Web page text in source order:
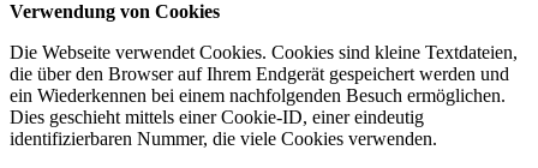
Verwendung von Cookies
Die Webseite verwendet Cookies. Cookies sind kleine Textdateien,
die über den Browser auf Ihrem Endgerät gespeichert werden und
ein Wiederkennen bei einem nachfolgenden Besuch ermöglichen.
Dies geschieht mittels einer Cookie-ID, einer eindeutig
identifizierbaren Nummer, die viele Cookies verwenden.